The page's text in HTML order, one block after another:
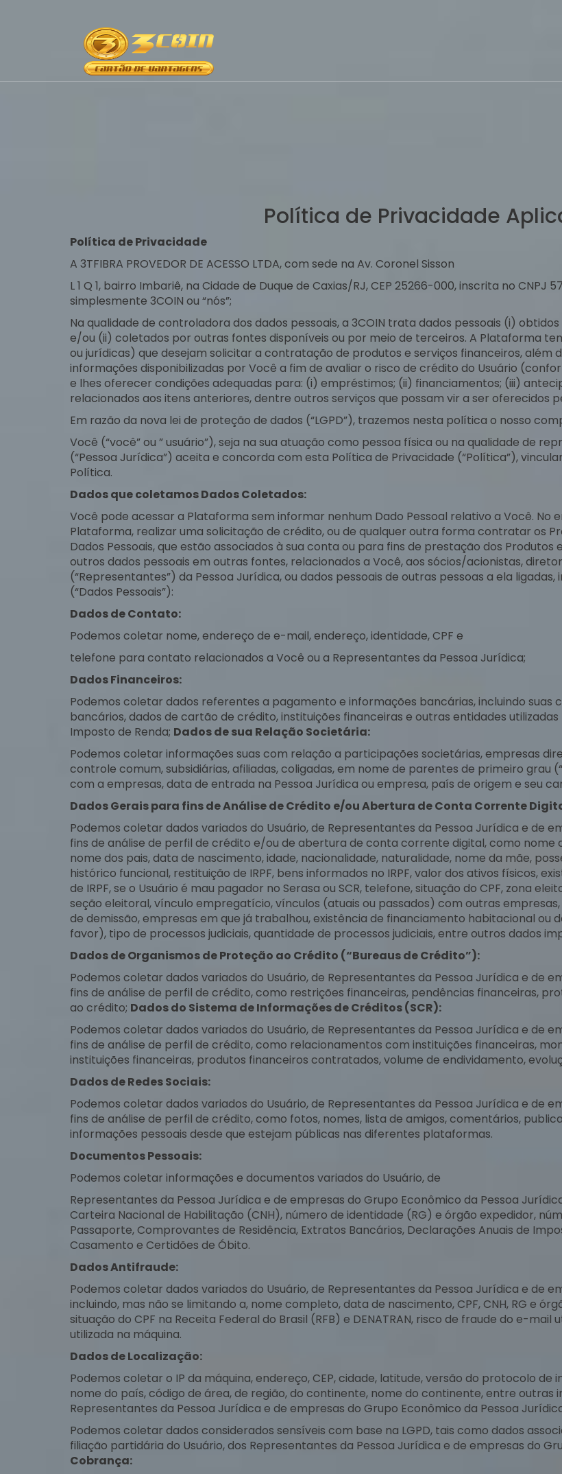
Política de Privacidade
Política de Privacidade
A 3TFIBRA PROVEDOR DE ACESSO LTDA, com sede na Av. Coronel Sisson
L 1 Q 1, bairro Imbariê, na Cidade de Duque de Caxias/RJ, CEP 25266-000, inscrita no CNPJ
simplesmente 3COIN ou “nós”;
Na qualidade de controladora dos dados pessoais, a 3COIN trata dados pessoais (i)
e/ou (ii) coletados por outras fontes disponíveis ou por meio de terceiros. A Plataforma
ou jurídicas) que desejam solicitar a contratação de produtos e serviços financeiros, além
informações disponibilizadas por Você a fim de avaliar o risco de crédito do Usuário
e lhes oferecer condições adequadas para: (i) empréstimos; (ii) financiamentos; (iii)
relacionados aos itens anteriores, dentre outros serviços que possam vir a ser oferecidos
Em razão da nova lei de proteção de dados (“LGPD”), trazemos nesta política o nosso
Você (“você” ou ” usuário”), seja na sua atuação como pessoa física ou na qualidade de
(“Pessoa Jurídica”) aceita e concorda com esta Política de Privacidade (“Política”),
Política.
Dados que coletamos Dados Coletados:
Você pode acessar a Plataforma sem informar nenhum Dado Pessoal relativo a Você.
Plataforma, realizar uma solicitação de crédito, ou de qualquer outra forma contratar os
Dados Pessoais, que estão associados à sua conta ou para fins de prestação dos
outros dados pessoais em outras fontes, relacionados a Você, aos sócios/acionistas,
(“Representantes”) da Pessoa Jurídica, ou dados pessoais de outras pessoas a ela
(“Dados Pessoais”):
Dados de Contato:
Podemos coletar nome, endereço de e-mail, endereço, identidade, CPF e
telefone para contato relacionados a Você ou a Representantes da Pessoa Jurídica;
Dados Financeiros:
Podemos coletar dados referentes a pagamento e informações bancárias, incluindo
bancários, dados de cartão de crédito, instituições financeiras e outras entidades
Imposto de Renda; Dados de sua Relação Societária:
Podemos coletar informações suas com relação a participações societárias, empresas
controle comum, subsidiárias, afiliadas, coligadas, em nome de parentes de primeiro grau
com a empresas, data de entrada na Pessoa Jurídica ou empresa, país de origem e seu
Dados Gerais para fins de Análise de Crédito e/ou Abertura de Conta Corrente
Podemos coletar dados variados do Usuário, de Representantes da Pessoa Jurídica e de
fins de análise de perfil de crédito e/ou de abertura de conta corrente digital, como nome
nome dos pais, data de nascimento, idade, nacionalidade, naturalidade, nome da mãe,
histórico funcional, restituição de IRPF, bens informados no IRPF, valor dos ativos físicos,
de IRPF, se o Usuário é mau pagador no Serasa ou SCR, telefone, situação do CPF, zona
seção eleitoral, vínculo empregatício, vínculos (atuais ou passados) com outras
de demissão, empresas em que já trabalhou, existência de financiamento habitacional ou
favor), tipo de processos judiciais, quantidade de processos judiciais, entre outros dados
Dados de Organismos de Proteção ao Crédito (“Bureaus de Crédito”):
Podemos coletar dados variados do Usuário, de Representantes da Pessoa Jurídica e de
fins de análise de perfil de crédito, como restrições financeiras, pendências financeiras,
ao crédito; Dados do Sistema de Informações de Créditos (SCR):
Podemos coletar dados variados do Usuário, de Representantes da Pessoa Jurídica e de
fins de análise de perfil de crédito, como relacionamentos com instituições financeiras,
instituições financeiras, produtos financeiros contratados, volume de endividamento,
Dados de Redes Sociais:
Podemos coletar dados variados do Usuário, de Representantes da Pessoa Jurídica e de
fins de análise de perfil de crédito, como fotos, nomes, lista de amigos, comentários,
informações pessoais desde que estejam públicas nas diferentes plataformas.
Documentos Pessoais:
Podemos coletar informações e documentos variados do Usuário, de
Representantes da Pessoa Jurídica e de empresas do Grupo Econômico da Pessoa
Carteira Nacional de Habilitação (CNH), número de identidade (RG) e órgão expedidor,
Passaporte, Comprovantes de Residência, Extratos Bancários, Declarações Anuais de
Casamento e Certidões de Óbito.
Dados Antifraude:
Podemos coletar dados variados do Usuário, de Representantes da Pessoa Jurídica e de
incluindo, mas não se limitando a, nome completo, data de nascimento, CPF, CNH, RG e
situação do CPF na Receita Federal do Brasil (RFB) e DENATRAN, risco de fraude do e-
utilizada na máquina.
Dados de Localização:
Podemos coletar o IP da máquina, endereço, CEP, cidade, latitude, versão do protocolo de
nome do país, código de área, de região, do continente, nome do continente, entre outras
Representantes da Pessoa Jurídica e de empresas do Grupo Econômico da Pessoa
Podemos coletar dados considerados sensíveis com base na LGPD, tais como dados
filiação partidária do Usuário, dos Representantes da Pessoa Jurídica e de empresas do
Cobrança: